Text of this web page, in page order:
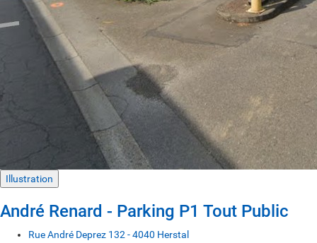
Illustration
André Renard - Parking P1 Tout Public
Rue André Deprez 132 - 4040 Herstal